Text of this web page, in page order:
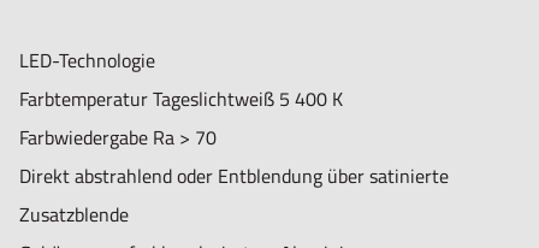
LED-Technologie
Farbtemperatur Tageslichtweiß 5 400 K
Farbwiedergabe Ra > 70
Direkt abstrahlend oder Entblendung über satinierte
Zusatzblende